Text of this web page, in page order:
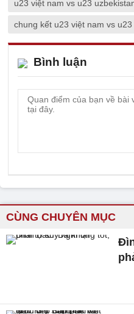
u23 việt nam vs u23
chung kết u23 việt nam vs
Bình luận
CÙNG CHUYÊN MỤC